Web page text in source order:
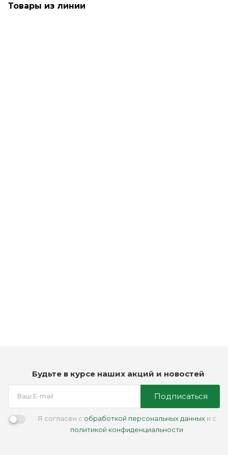
Товары из линии
Будьте в курсе наших акций и новостей
Подписаться
Я согласен с обработкой персональных данныхи с
политикой конфиденциальности